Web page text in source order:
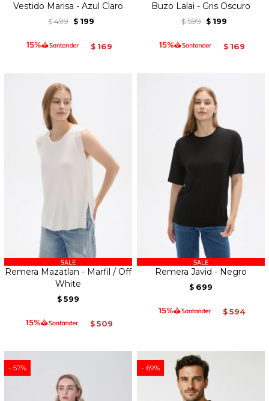
Vestido Marisa - Azul Claro
$ 499 $ 199
$ 169
Buzo Lalai - Gris Oscuro
$ 599 $ 199
$ 169
Remera Mazatlan - Marfil / Off
White
$ 599
$ 509
Remera Javid - Negro
$ 699
$ 594
57 69